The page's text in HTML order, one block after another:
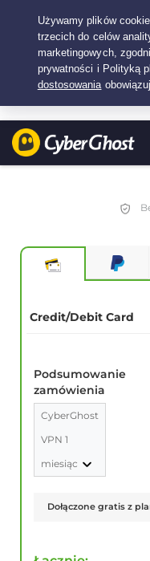
Twój wybór:Najlepsza
Credit/Debit Card
Podsumowanie
zamówienia
CyberGhost
VPN 1
miesiąc
Dołączone gratis z